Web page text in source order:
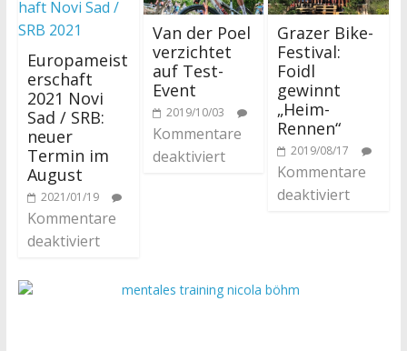
Europameist
erschaft
2021 Novi
Sad / SRB:
neuer
Termin im
August
2021/01/19
Kommentare
deaktiviert
Van der Poel
verzichtet
auf Test-
Event
2019/10/03
Kommentare
deaktiviert
Grazer Bike-
Festival:
Foidl
gewinnt
„Heim-
Rennen“
2019/08/17
Kommentare
deaktiviert